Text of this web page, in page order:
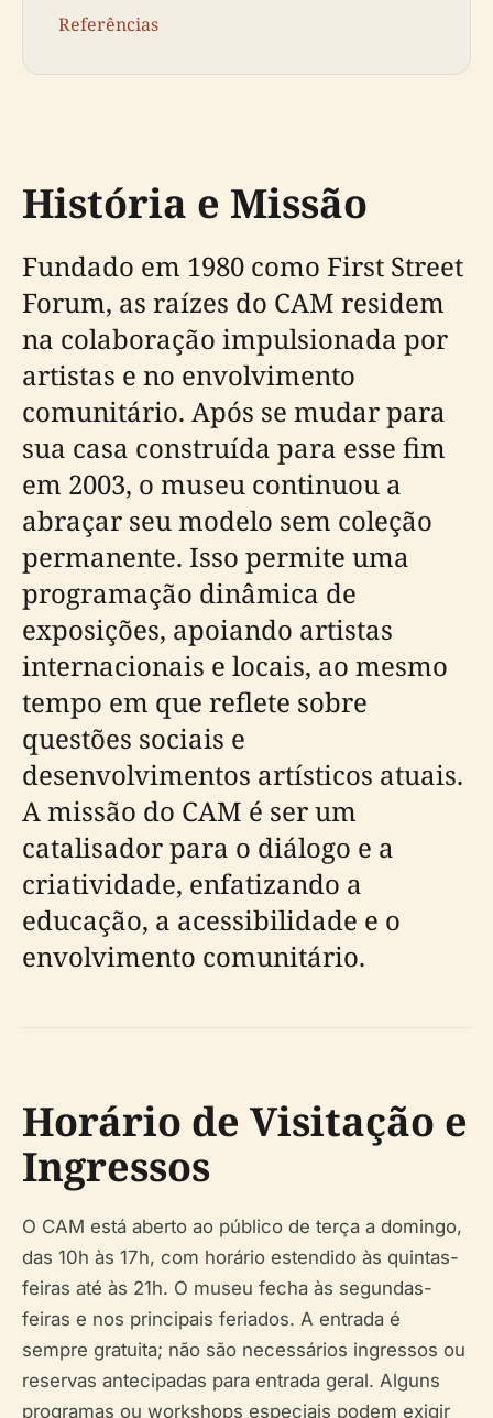
Referências
História e Missão
Fundado em 1980 como First Street
Forum, as raízes do CAM residem
na colaboração impulsionada por
artistas e no envolvimento
comunitário. Após se mudar para
sua casa construída para esse fim
em 2003, o museu continuou a
abraçar seu modelo sem coleção
permanente. Isso permite uma
programação dinâmica de
exposições, apoiando artistas
internacionais e locais, ao mesmo
tempo em que reflete sobre
questões sociais e
desenvolvimentos artísticos atuais.
A missão do CAM é ser um
catalisador para o diálogo e a
criatividade, enfatizando a
educação, a acessibilidade e o
envolvimento comunitário.
Horário de Visitação e
Ingressos
O CAM está aberto ao público de terça a domingo,
das 10h às 17h, com horário estendido às quintas-
feiras até às 21h. O museu fecha às segundas-
feiras e nos principais feriados. A entrada é
sempre gratuita; não são necessários ingressos ou
reservas antecipadas para entrada geral. Alguns
programas ou workshops especiais podem exigir